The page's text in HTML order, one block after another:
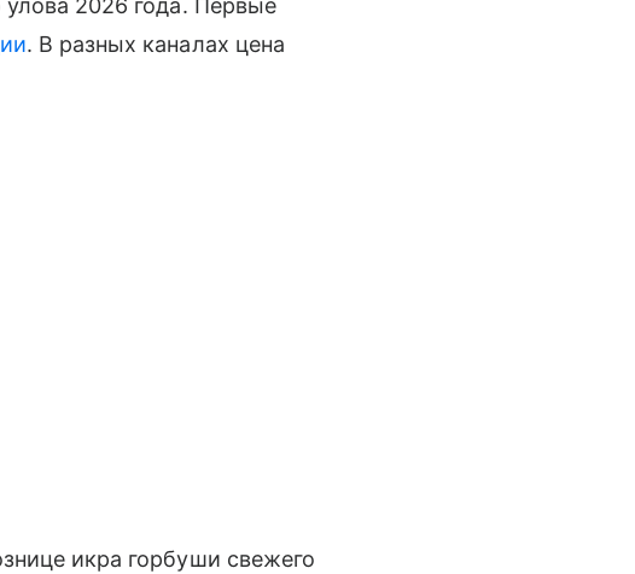
2026 года. Первые
. В разных каналах цена
икра горбуши свежего